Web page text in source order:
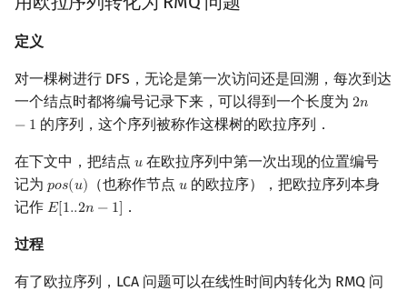
定义
对一棵树进行 DFS，无论是第一次访问还是回溯，每次到达
一个结点时都将编号记录下来，可以得到一个长度为 2𝑛
− 1
2n
的序列，这个序列被称作这棵树的欧拉序列．
在下文中，把结点 𝑢
u 在欧拉序列中第一次出现的位置编号
记为 𝑝𝑜𝑠(𝑢)
pos(u) （也称作节点 𝑢
u 的欧拉序），把欧拉序列本身
记作 𝐸[1..2𝑛 − 1]
E[ 1..2n− 1] ．
过程
有了欧拉序列，LCA 问题可以在线性时间内转化为 RMQ 问